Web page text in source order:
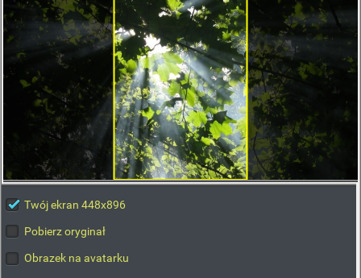
Twój ekran 448x896
Pobierz oryginał
Obrazek na avatarku